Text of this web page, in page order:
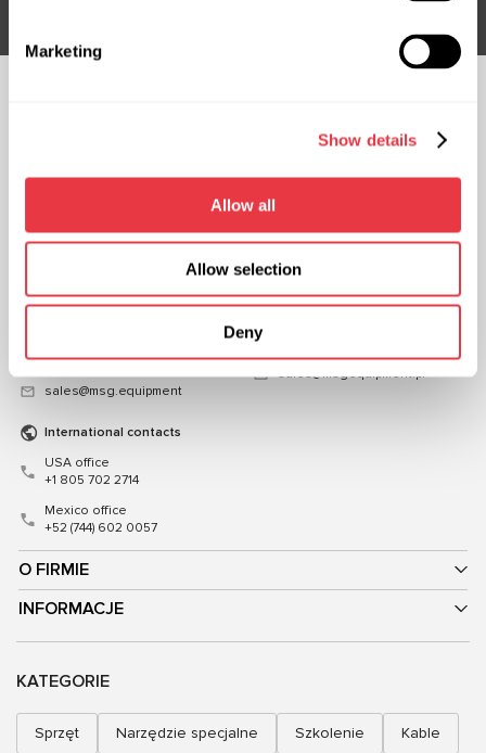
Marketing
Show details
Allow all
Allow selection
Deny
O FIRMIE
INFORMACJE
Przedstawicielstwo na
03039,Ukraina
Mon–Fri, 09:00–18:00 (UTC+3)
sales@msg.equipment
Przedstawicielstwo w Polsce
ul. Familijna 27, Warszawa 03-197,
sales@msgequipment.pl
International contacts
USA office
+1 805 702 2714
Mexico office
+52 (744) 602 0057
KATEGORIE
Sprzęt Narzędzie specjalne Szkolenie Kable